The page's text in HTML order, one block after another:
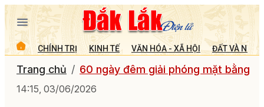
CHÍNH TRỊ KINH TẾ VĂN HÓA - XÃ HỘI ĐẤT VÀ
Trang chủ 60 ngày đêm giải phóng mặt bằng
14:15, 03/06/2026